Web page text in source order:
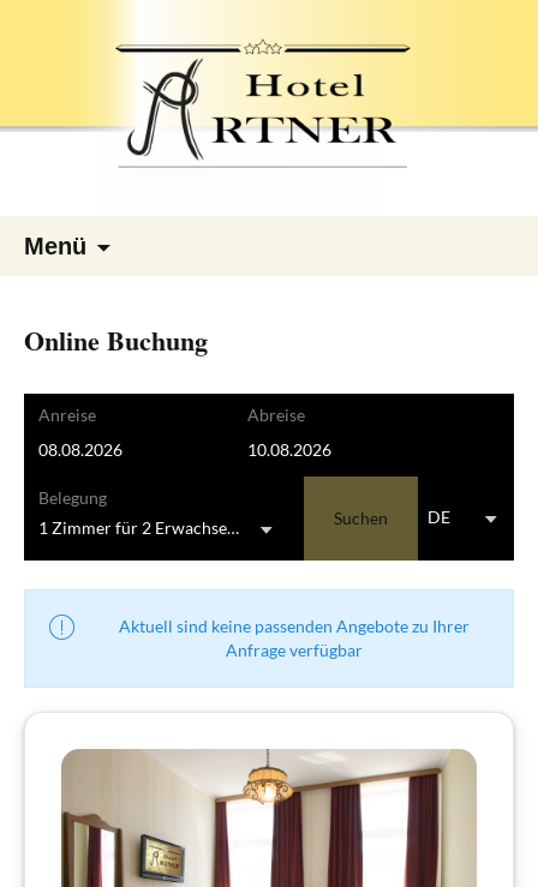
Menü
Online Buchung
Anreise Abreise
Belegung
1 Zimmerfür 2 Erwachsene
Suchen DE
Aktuell sind keine passenden Angebote zu Ihrer
Anfrage verfügbar